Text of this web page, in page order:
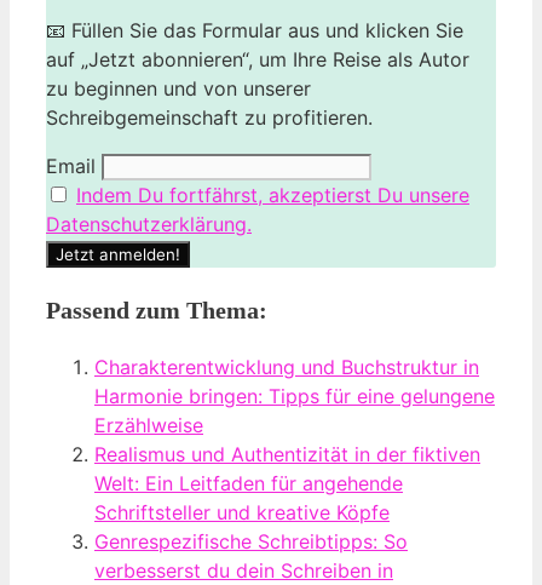
📧 Füllen Sie das Formular aus und klicken Sie
auf „Jetzt abonnieren“, um Ihre Reise als Autor
zu beginnen und von unserer
Schreibgemeinschaft zu profitieren.
Email
Indem Du fortfährst, akzeptierst Du unsere
Datenschutzerklärung.
Passend zum Thema:
Charakterentwicklung und Buchstruktur in
Harmonie bringen: Tipps für eine gelungene
Erzählweise
Realismus und Authentizität in der fiktiven
Welt: Ein Leitfaden für angehende
Schriftsteller und kreative Köpfe
Genrespezifische Schreibtipps: So
verbesserst du dein Schreiben in